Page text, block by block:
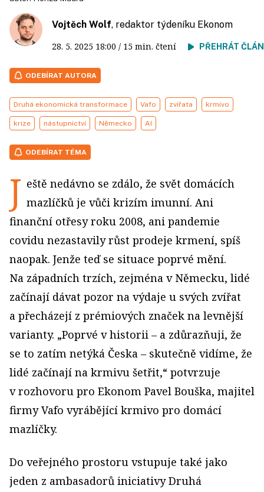
Vojtěch Wolf, redaktor týdeníku Ekonom
28. 5. 2025 18:00 / 15 min. čtení PŘEHRÁT
ODEBÍRAT AUTORA
Druhá ekonomická transformace Vafo zvířata krmivo
krize nástupnictví Německo AI
ODEBÍRAT TÉMA
J eště nedávno se zdálo, že svět domácích
mazlíčků je vůči krizím imunní. Ani
finanční otřesy roku 2008, ani pandemie
covidu nezastavily růst prodeje krmení, spíš
naopak. Jenže teď se situace poprvé mění.
Na západních trzích, zejména v Německu, lidé
začínají dávat pozor na výdaje u svých zvířat
a přecházejí z prémiových značek na levnější
varianty. „Poprvé v historii – a zdůrazňuji, že
se to zatím netýká Česka – skutečně vidíme, že
lidé začínají na krmivu šetřit,“ potvrzuje
v rozhovoru pro Ekonom Pavel Bouška, majitel
firmy Vafo vyrábějící krmivo pro domácí
mazlíčky.
Do veřejného prostoru vstupuje také jako
jeden z ambasadorů iniciativy Druhá